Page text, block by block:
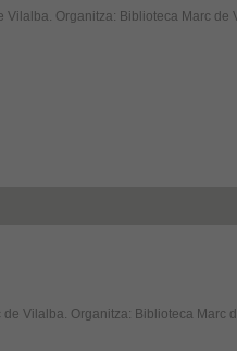
Vilalba. Organitza: Biblioteca Marc de
de Vilalba. Organitza: Biblioteca Marc